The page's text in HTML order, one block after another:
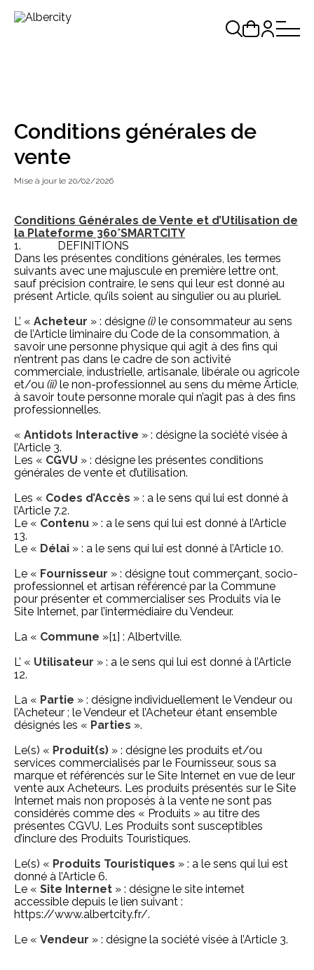
Conditions générales de
vente
Mise à jour le 20/02/2026
Conditions Générales de Vente et d’Utilisation de
la Plateforme 360°SMARTCITY
1. DEFINITIONS
Dans les présentes conditions générales, les termes
suivants avec une majuscule en première lettre ont,
sauf précision contraire, le sens qui leur est donné au
présent Article, qu’ils soient au singulier ou au pluriel.
L’ « Acheteur » : désigne (i) le consommateur au sens
de l’Article liminaire du Code de la consommation, à
savoir une personne physique qui agit à des fins qui
n’entrent pas dans le cadre de son activité
commerciale, industrielle, artisanale, libérale ou agricole
et/ou (ii) le non-professionnel au sens du même Article,
à savoir toute personne morale qui n’agit pas à des fins
professionnelles.
« Antidots Interactive » : désigne la société visée à
l’Article 3.
Les « CGVU » : désigne les présentes conditions
générales de vente et d’utilisation.
Les « Codes d’Accès » : a le sens qui lui est donné à
l’Article 7.2.
Le « Contenu » : a le sens qui lui est donné à l’Article
13.
Le « Délai » : a le sens qui lui est donné à l’Article 10.
Le « Fournisseur » : désigne tout commerçant, socio-
professionnel et artisan référencé par la Commune
pour présenter et commercialiser ses Produits via le
Site Internet, par l’intermédiaire du Vendeur.
La « Commune »[1] : Albertville.
L’ « Utilisateur » : a le sens qui lui est donné à l’Article
12.
La « Partie » : désigne individuellement le Vendeur ou
l’Acheteur ; le Vendeur et l’Acheteur étant ensemble
désignés les « Parties ».
Le(s) « Produit(s) » : désigne les produits et/ou
services commercialisés par le Fournisseur, sous sa
marque et référencés sur le Site Internet en vue de leur
vente aux Acheteurs. Les produits présentés sur le Site
Internet mais non proposés à la vente ne sont pas
considérés comme des « Produits » au titre des
présentes CGVU. Les Produits sont susceptibles
d’inclure des Produits Touristiques.
Le(s) « Produits Touristiques » : a le sens qui lui est
donné à l’Article 6.
Le « Site Internet » : désigne le site internet
accessible depuis le lien suivant :
https://www.albertcity.fr/.
Le « Vendeur » : désigne la société visée à l’Article 3.